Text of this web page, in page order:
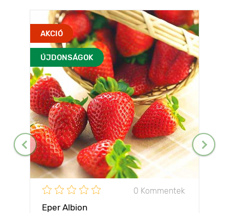
AKCIÓ
ÚJDONSÁGOK
0 Kommentek
Eper Albion